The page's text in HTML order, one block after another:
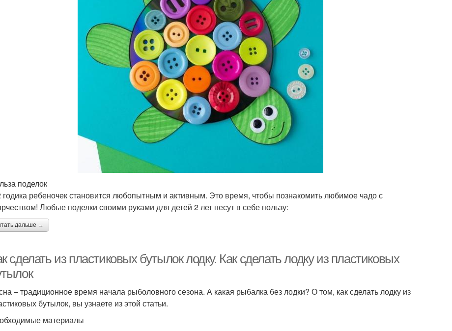
поделок
годика ребеночек становится любопытным и активным. Это время, чтобы познакомить любимое чадо с
Любые поделки своими руками для детей 2 лет несут в себе пользу:
дальше →
сделать из пластиковых бутылок лодку. Как сделать лодку из пластиковых
– традиционное время начала рыболовного сезона. А какая рыбалка без лодки? О том, как сделать лодку из
бутылок, вы узнаете из этой статьи.
материалы